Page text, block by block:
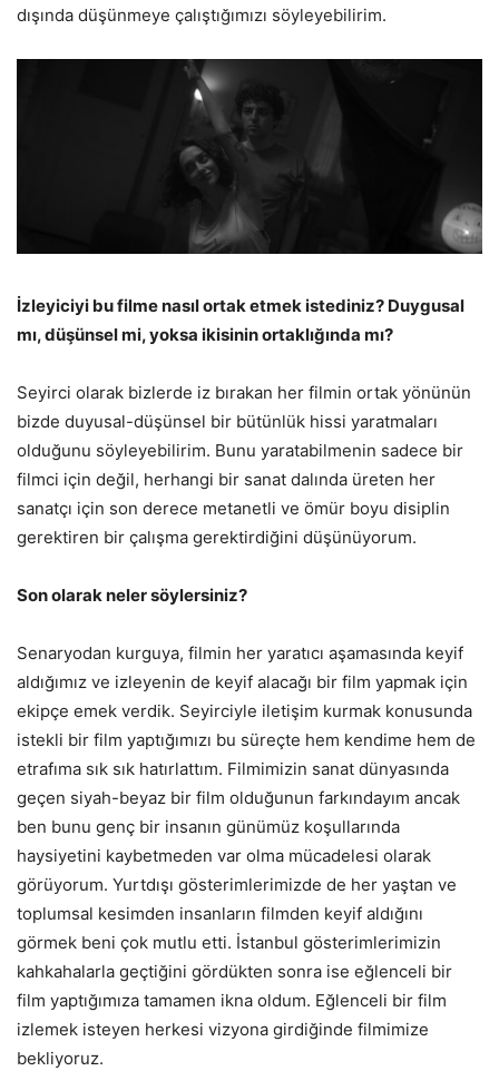
dışında düşünmeye çalıştığımızı söyleyebilirim.
İzleyiciyi bu filme nasıl ortak etmek istediniz? Duygusal
mı, düşünsel mi, yoksa ikisinin ortaklığında mı?
Seyirci olarak bizlerde iz bırakan her filmin ortak yönünün
bizde duyusal-düşünsel bir bütünlük hissi yaratmaları
olduğunu söyleyebilirim. Bunu yaratabilmenin sadece bir
filmci için değil, herhangi bir sanat dalında üreten her
sanatçı için son derece metanetli ve ömür boyu disiplin
gerektiren bir çalışma gerektirdiğini düşünüyorum.
Son olarak neler söylersiniz?
Senaryodan kurguya, filmin her yaratıcı aşamasında keyif
aldığımız ve izleyenin de keyif alacağı bir film yapmak için
ekipçe emek verdik. Seyirciyle iletişim kurmak konusunda
istekli bir film yaptığımızı bu süreçte hem kendime hem de
etrafıma sık sık hatırlattım. Filmimizin sanat dünyasında
geçen siyah-beyaz bir film olduğunun farkındayım ancak
ben bunu genç bir insanın günümüz koşullarında
haysiyetini kaybetmeden var olma mücadelesi olarak
görüyorum. Yurtdışı gösterimlerimizde de her yaştan ve
toplumsal kesimden insanların filmden keyif aldığını
görmek beni çok mutlu etti. İstanbul gösterimlerimizin
kahkahalarla geçtiğini gördükten sonra ise eğlenceli bir
film yaptığımıza tamamen ikna oldum. Eğlenceli bir film
izlemek isteyen herkesi vizyona girdiğinde filmimize
bekliyoruz.